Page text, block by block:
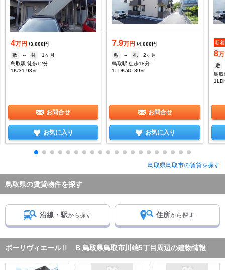
4万円 /3,000円
敷
-- 礼
1ヶ月
鳥取駅 徒歩12分
1K/31.98㎡
お問合せ
お気に入り
7.9万円 /4,000円
敷
-- 礼
2ヶ月
鳥取駅 徒歩18分
1LDK/40.39㎡
お問合せ
お気に入り
新着
8
敷
鳥
鳥取県鳥取市の賃貸を探す
鳥取県の賃貸物件を探す
沿線・駅から探す 住所から探す
ボーリヴィエールⅡ B 鳥取県鳥取市川端5丁目周辺の建物情報